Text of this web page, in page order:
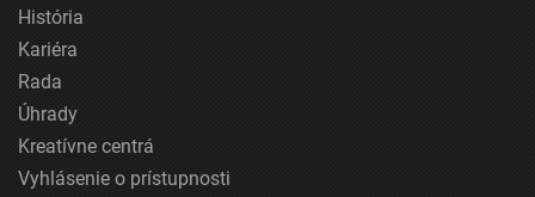
História
Kariéra
Rada
Úhrady
Kreatívne centrá
Vyhlásenie o prístupnosti